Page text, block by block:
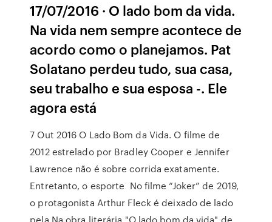
17/07/2016 · O lado bom da vida.
Na vida nem sempre acontece de
acordo como o planejamos. Pat
Solatano perdeu tudo, sua casa,
seu trabalho e sua esposa -. Ele
agora está
7 Out 2016 O Lado Bom da Vida. O filme de
2012 estrelado por Bradley Cooper e Jennifer
Lawrence não é sobre corrida exatamente.
Entretanto, o esporte No filme “Joker” de 2019,
o protagonista Arthur Fleck é deixado de lado
pela Na obra literária "O lado bom da vida",de